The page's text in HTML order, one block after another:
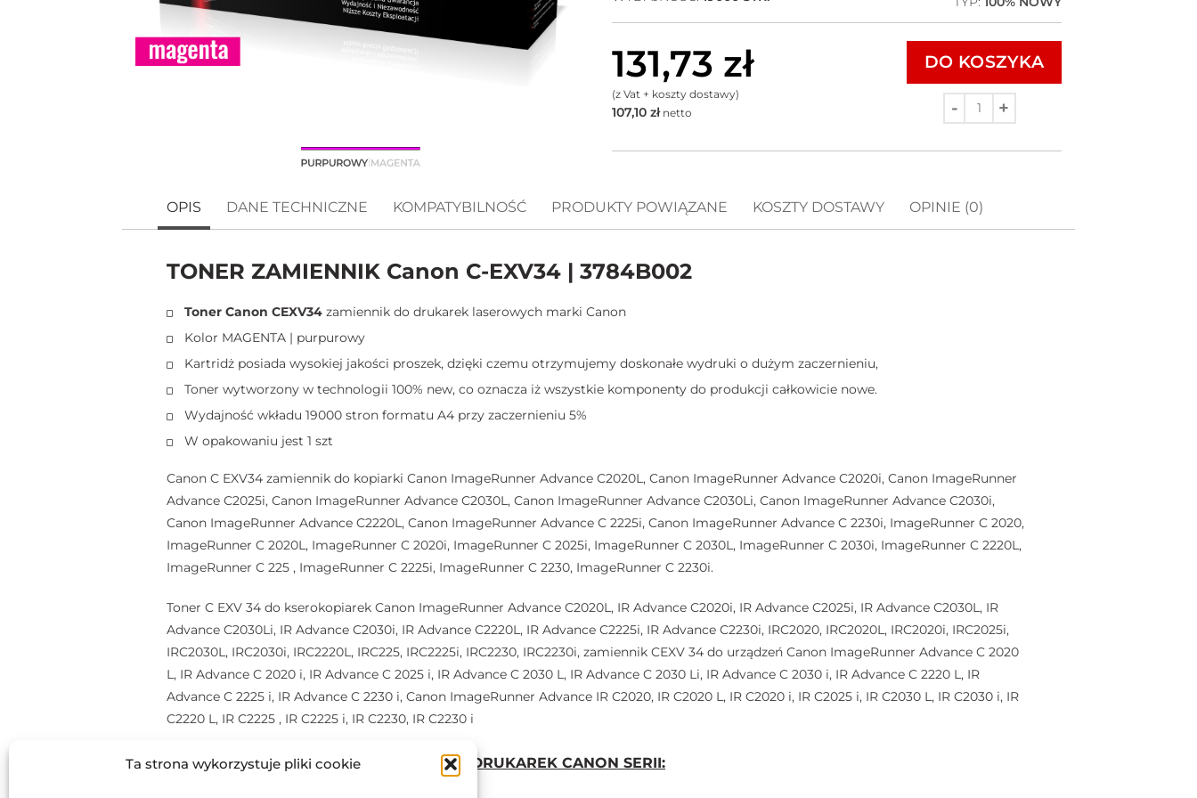
Ta strona wykorzystuje pliki cookie
131,73 zł
(z Vat + koszty dostawy)
107,10 złnetto
DO KOSZYKA
OPIS DANE TECHNICZNE KOMPATYBILNOŚĆ PRODUKTY POWIĄZANE KOSZTY DOSTAWY OPINIE (0)
TONER ZAMIENNIK Canon C-EXV34 | 3784B002
Toner Canon CEXV34 zamiennik do drukarek laserowych marki Canon
Kolor MAGENTA | purpurowy
Kartridż posiada wysokiej jakości proszek, dzięki czemu otrzymujemy doskonałe wydruki o dużym zaczernieniu,
Toner wytworzony w technologii 100% new, co oznacza iż wszystkie komponenty do produkcji całkowicie nowe.
Wydajność wkładu 19000 stron formatu A4 przy zaczernieniu 5%
W opakowaniu jest 1 szt
Canon C EXV34 zamiennik do kopiarki Canon ImageRunner Advance C2020L, Canon ImageRunner Advance C2020i, Canon ImageRunner
Advance C2025i, Canon ImageRunner Advance C2030L, Canon ImageRunner Advance C2030Li, Canon ImageRunner Advance C2030i,
Canon ImageRunner Advance C2220L, Canon ImageRunner Advance C 2225i, Canon ImageRunner Advance C 2230i, ImageRunner C 2020,
ImageRunner C 2020L, ImageRunner C 2020i, ImageRunner C 2025i, ImageRunner C 2030L, ImageRunner C 2030i, ImageRunner C 2220L,
ImageRunner C 225 , ImageRunner C 2225i, ImageRunner C 2230, ImageRunner C 2230i.
Toner C EXV 34 do kserokopiarek Canon ImageRunner Advance C2020L, IR Advance C2020i, IR Advance C2025i, IR Advance C2030L, IR
Advance C2030Li, IR Advance C2030i, IR Advance C2220L, IR Advance C2225i, IR Advance C2230i, IRC2020, IRC2020L, IRC2020i, IRC2025i,
IRC2030L, IRC2030i, IRC2220L, IRC225, IRC2225i, IRC2230, IRC2230i, zamiennik CEXV 34 do urządzeń Canon ImageRunner Advance C 2020
L, IR Advance C 2020 i, IR Advance C 2025 i, IR Advance C 2030 L, IR Advance C 2030 Li, IR Advance C 2030 i, IR Advance C 2220 L, IR
Advance C 2225 i, IR Advance C 2230 i, Canon ImageRunner Advance IR C2020, IR C2020 L, IR C2020 i, IR C2025 i, IR C2030 L, IR C2030 i, IR
C2220 L, IR C2225 , IR C2225 i, IR C2230, IR C2230 i
CANON C-EXV34 | 3784B002 TONER DO DRUKAREK CANON SERII: